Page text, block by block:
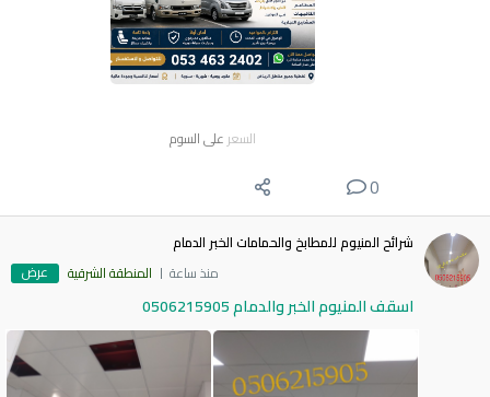
السعر على السوم
0
شرائح المنيوم للمطابخ والحمامات الخبر الدمام
منذ ساعة
المنطقة الشرقية عرض
اسقف المنيوم الخبر والدمام 0506215905